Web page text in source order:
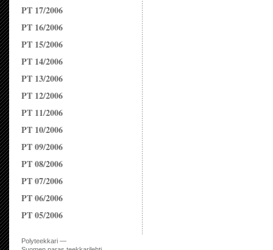
PT 17/2006
PT 16/2006
PT 15/2006
PT 14/2006
PT 13/2006
PT 12/2006
PT 11/2006
PT 10/2006
PT 09/2006
PT 08/2006
PT 07/2006
PT 06/2006
PT 05/2006
Polyteekkari —